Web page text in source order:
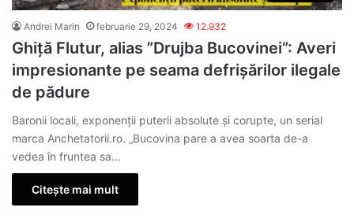
Andrei Marin februarie 29, 2024 12.932
Ghiță Flutur, alias ”Drujba Bucovinei”: Averi
impresionante pe seama defrișărilor ilegale
de pădure
Baronii locali, exponenții puterii absolute și corupte, un serial
marca Anchetatorii.ro. „Bucovina pare a avea soarta de-a
vedea în fruntea sa…
Citește mai mult